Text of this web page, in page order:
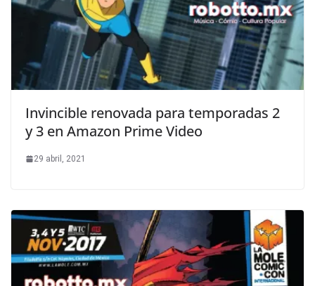
Invincible renovada para temporadas 2
y 3 en Amazon Prime Video
29 abril, 2021